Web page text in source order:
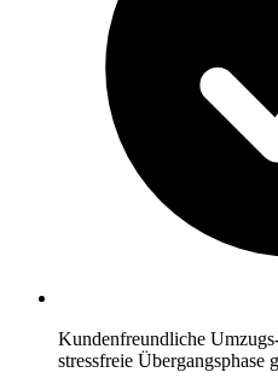
Kundenfreundliche
stressfreie Übergangsphase